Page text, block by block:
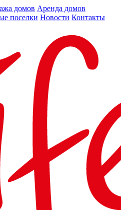
домов Аренда домов
поселки Новости Контакты